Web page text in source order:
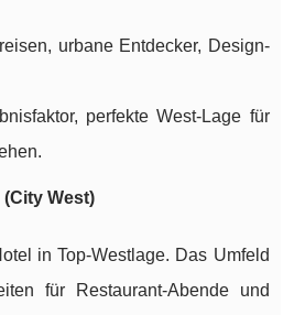
urbane Entdecker, Design-
perfekte West-Lage für
West)
in Top-Westlage. Das Umfeld
für Restaurant-Abende und